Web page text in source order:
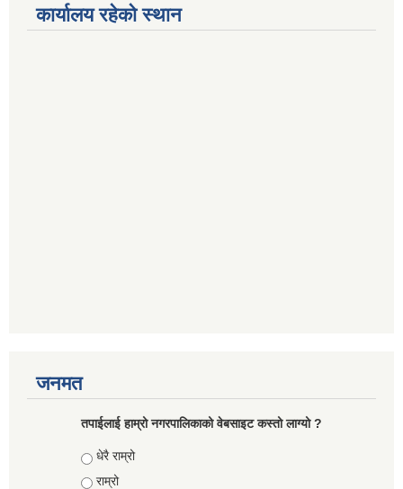
कार्यालय रहेको स्थान
जनमत
तपाईलाई हाम्रो नगरपालिकाको वेबसाइट कस्तो लाग्यो ?
Choices
धेरै राम्रो
राम्रो